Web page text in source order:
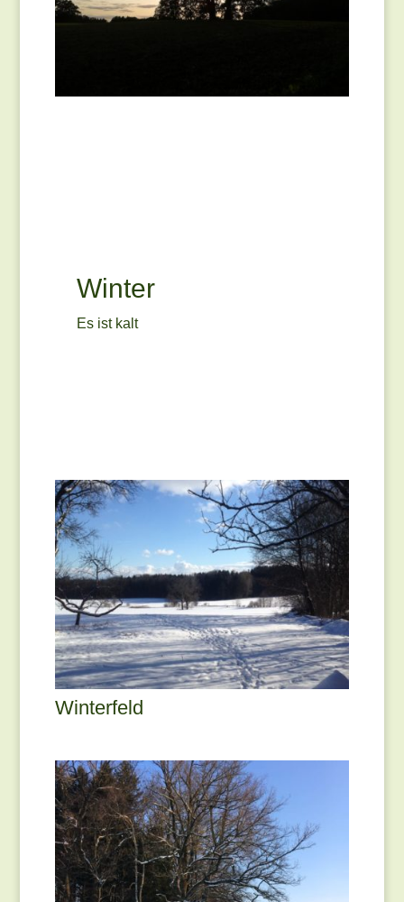
Winter
Es ist kalt
Winterfeld